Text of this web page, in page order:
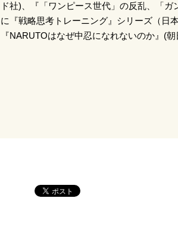
ド社)、『「ワンピース世代」の反乱、「
に『戦略思考トレーニング』シリーズ（日
『NARUTOはなぜ中忍になれないのか』(